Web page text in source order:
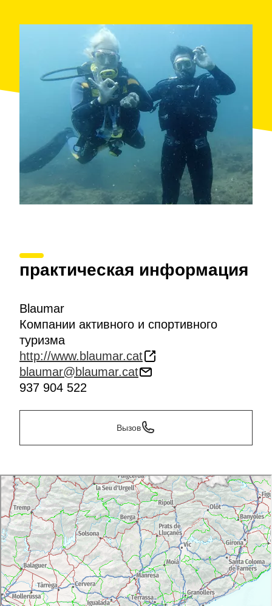
Además, el establecimiento cuenta con unservicio
de venta, alquiler y reparación de material
, cuyos profesionales tienen certificación
y están homologados como profesionales técnicos
para realizar dichas labores.
Para quien no haya practicado nunca el
submarinismo, la Escuela de Buceo abre las puertas
al mundo submarino, para encontrar el curso que más
se adapte a las necesidades de cada uno. Con los
cursos se obtiene una titulación de validez mundial.
Blaumar es una empresa adherida a Costa
Barcelona, destinación con certificación Biosphere
desde el 2017.
практическая информация
Blaumar
Компании активного и спортивного
туризма
http://www.blaumar.cat
blaumar@blaumar.cat
937 904 522
Вызов